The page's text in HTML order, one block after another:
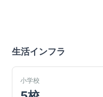
生活インフラ
小学校